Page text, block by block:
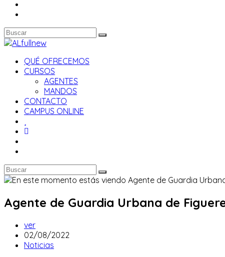
QUÉ OFRECEMOS
CURSOS
AGENTES
MANDOS
CONTACTO
CAMPUS ONLINE
Agente de Guardia Urbana de
Autor
de
la
ver
Publicación
de
02/08/2022
Categoría
Noticias